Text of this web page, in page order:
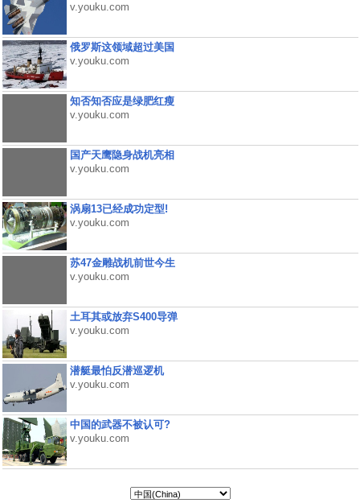
v.youku.com
俄罗斯这领域超过美国
v.youku.com
知否知否应是绿肥红瘦
v.youku.com
国产天鹰隐身战机亮相
v.youku.com
涡扇13已经成功定型!
v.youku.com
苏47金雕战机前世今生
v.youku.com
土耳其或放弃S400导弹
v.youku.com
潜艇最怕反潜巡逻机
v.youku.com
中国的武器不被认可?
v.youku.com